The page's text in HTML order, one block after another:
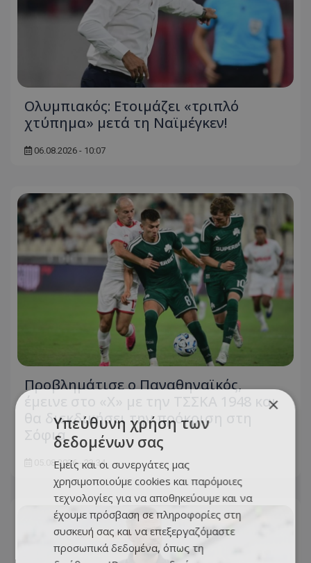
Ολυμπιακός: Ετοιμάζει «τριπλό
χτύπημα» μετά τη Ναϊμέγκεν!
06.08.2026 - 10:07
Προβλημάτισε ο Παναθηναϊκός,
έμεινε στο «Χ» με την ΤΣΣΚΑ 1948 και
θα διεκδικήσει την πρόκριση στη
Σόφια
05.08.2026 - 23:34
×
Υπεύθυνη χρήση των
δεδομένων σας
Εμείς και οι συνεργάτες μας
χρησιμοποιούμε cookies και παρόμοιες
τεχνολογίες για να αποθηκεύουμε και να
έχουμε πρόσβαση σε πληροφορίες στη
συσκευή σας και να επεξεργαζόμαστε
προσωπικά δεδομένα, όπως τη